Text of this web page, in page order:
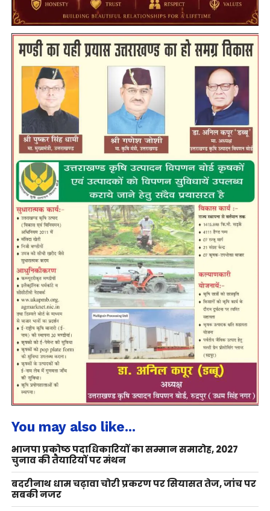
You may also like...
भाजपा प्रकोष्ठ पदाधिकारियों का सम्मान समारोह, 2027
चुनाव की तैयारियों पर मंथन
बदरीनाथ धाम चढ़ावा चोरी प्रकरण पर सियासत तेज, जांच पर
सबकी नजर